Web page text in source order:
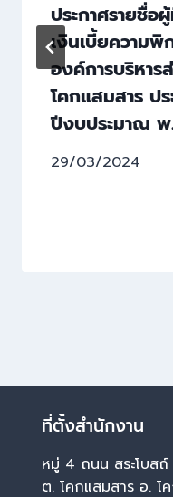
ประกาศรายชื่อ
เงินเบี้ยความพิ
องค์การบริหาร
โคกแสมสาร ปร
ปีงบประมาณ
29/03/2024
ที่ตั้งสำนักงาน
หมู่ 4 ถนน สระโบส
ต. โคกแสมสาร อ.